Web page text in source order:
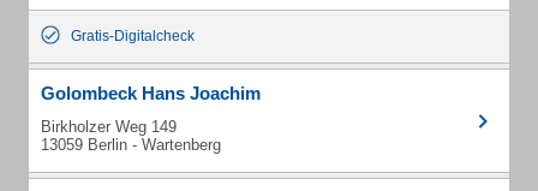
Gratis-Digitalcheck
Golombeck Hans Joachim
Birkholzer Weg 149
13059 Berlin - Wartenberg